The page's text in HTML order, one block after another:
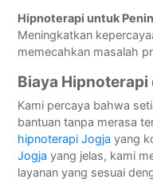
Hipnoterapi untuk
Meningkatkan
memecahkan masalah
Biaya
Kami percaya bahwa
bantuan tanpa merasa
hipnoterapi Jogja yang
Jogja yang jelas, kami
layanan yang sesuai